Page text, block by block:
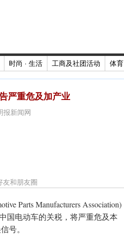
时尚 · 生活 工商及社团活动 体育
严重危及加产业
报新闻网
友和朋友圈
Parts Manufacturers Association)
国电动车的关税，将严重危及本
号。